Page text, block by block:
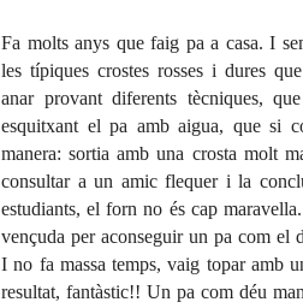
Fa molts anys que faig pa a casa. I
les típiques crostes rosses i dures
anar provant diferents tècniques,
esquitxant el pa amb aigua, que si
manera: sortia amb una crosta molt
consultar a un amic flequer i la
estudiants, el forn no és cap
vençuda per aconseguir un pa com el
I no fa massa temps, vaig topar amb
resultat, fantàstic!! Un pa com déu